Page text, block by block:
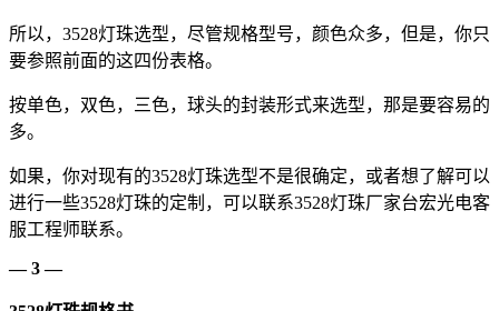
所以，3528灯珠选型，尽管规格型号，颜色众多，但是，你只
要参照前面的这四份表格。
按单色，双色，三色，球头的封装形式来选型，那是要容易的
多。
如果，你对现有的3528灯珠选型不是很确定，或者想了解可以
进行一些3528灯珠的定制，可以联系3528灯珠厂家台宏光电客
服工程师联系。
— 3 —